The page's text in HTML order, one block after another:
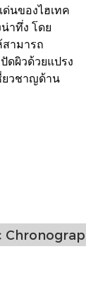
นของไฮเทค
าทึ่ง โดย
สามารถ
ดผิวด้วยแปรง
ยวชาญด้าน